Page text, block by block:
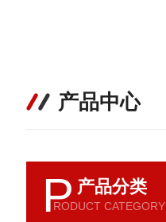
产品中心
P 产品分类
RODUCT CATEGORY